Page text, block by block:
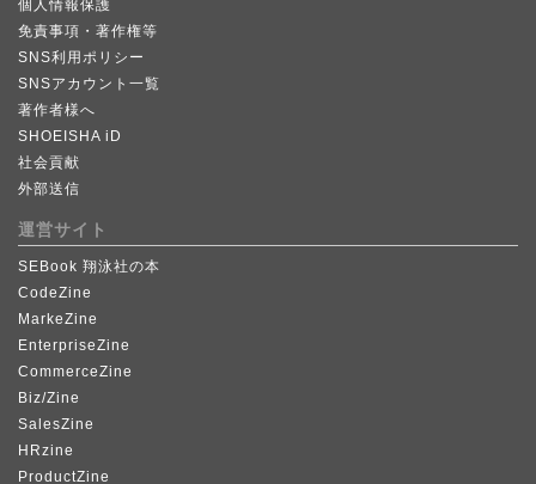
個人情報保護
免責事項・著作権等
SNS利用ポリシー
SNSアカウント一覧
著作者様へ
SHOEISHA iD
社会貢献
外部送信
運営サイト
SEBook 翔泳社の本
CodeZine
MarkeZine
EnterpriseZine
CommerceZine
Biz/Zine
SalesZine
HRzine
ProductZine